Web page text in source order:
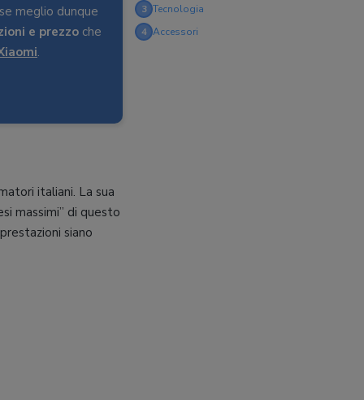
3 Tecnologia
4 Accessori
meglio dunque
e prezzo che
.
italiani. La sua
massimi” di questo
siano